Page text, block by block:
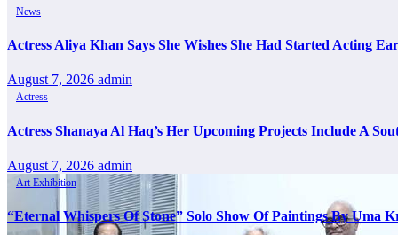
News
Actress Aliya Khan Says She Wishes She Had Started Acting
August 7, 2026 admin
Actress
Actress Shanaya Al Haq’s Her Upcoming Projects Include A
August 7, 2026 admin
Art Exhibition
“Eternal Whispers Of Stone” Solo Show Of Paintings By